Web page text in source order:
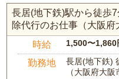
長居(地下鉄)駅から徒歩
除代行のお仕事（大阪府
時給 1,500〜1,860
勤務地
長居(地下鉄)
（大阪府大阪